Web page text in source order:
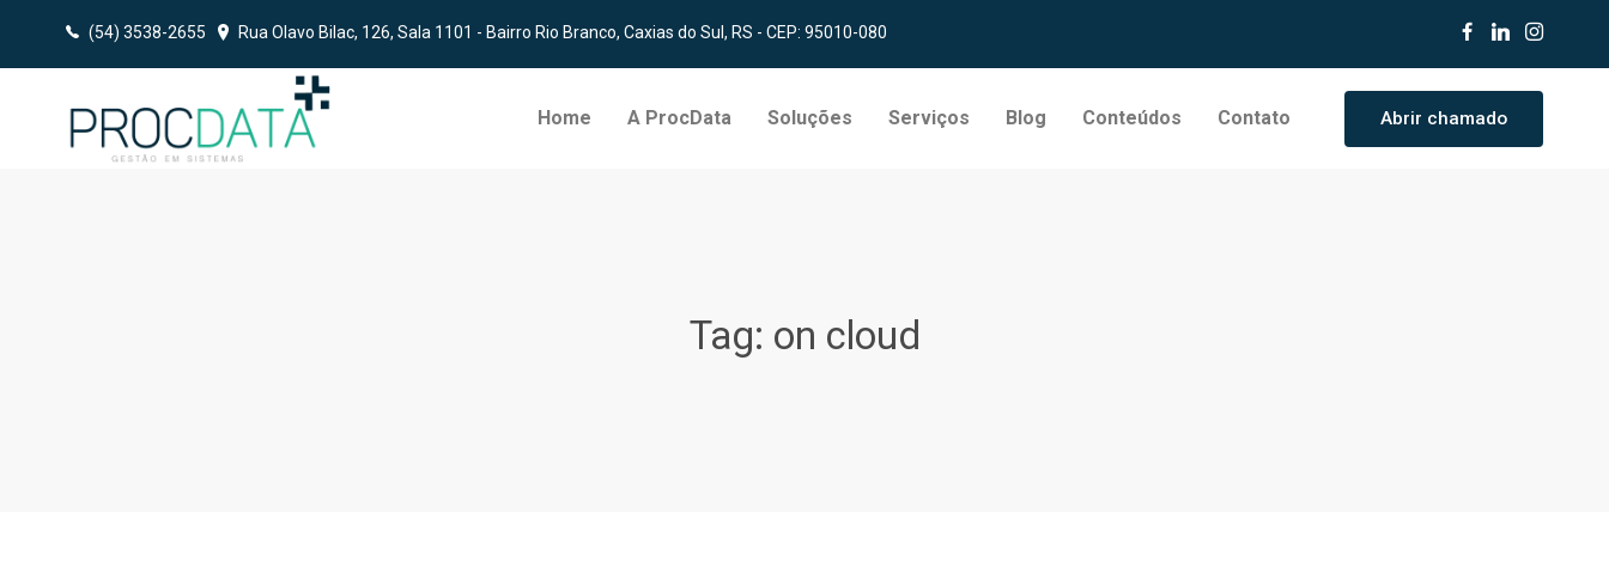
(54) 3538-2655 Rua Olavo Bilac, 126, Sala 1101 - Bairro Rio Branco, Caxias do Sul, RS - CEP: 95010-080
Home A ProcData Soluções Serviços Blog Conteúdos Contato Abrir chamado
Tag: on cloud